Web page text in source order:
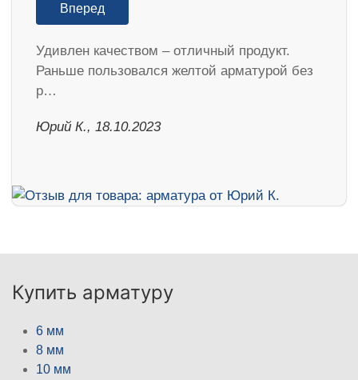
Вперед
Удивлен качеством – отличный продукт.
Раньше пользовался желтой арматурой без
р…
Юрий К., 18.10.2023
Купить арматуру
6 мм
8 мм
10 мм